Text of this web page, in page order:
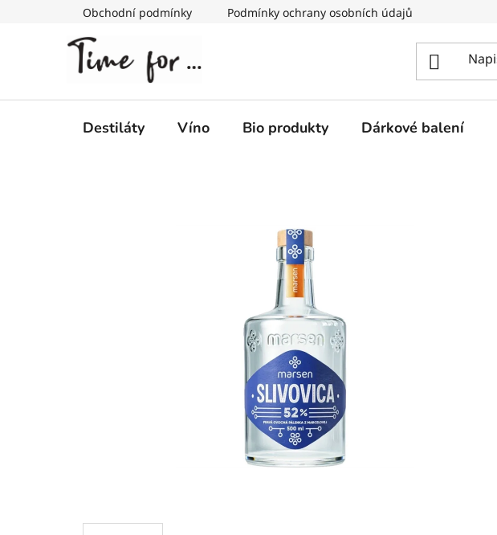
Obchodní podmínky Podmínky ochrany osobních údajů
Destiláty Víno Bio produkty Dárkové balení